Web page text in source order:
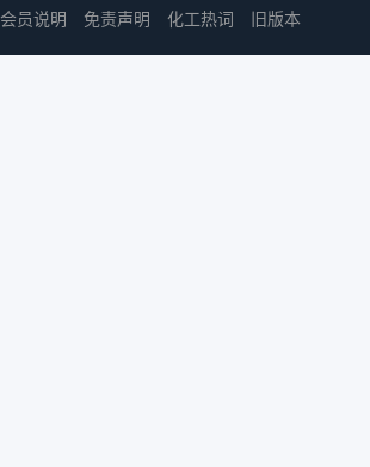
会员说明 免责声明 化工热词 旧版本